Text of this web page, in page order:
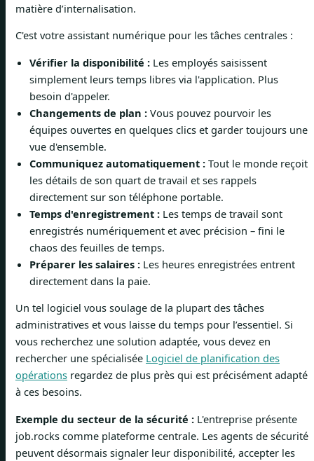
matière d’internalisation.
C'est votre assistant numérique pour les tâches centrales :
Vérifier la disponibilité : Les employés saisissent
simplement leurs temps libres via l'application. Plus
besoin d'appeler.
Changements de plan : Vous pouvez pourvoir les
équipes ouvertes en quelques clics et garder toujours une
vue d'ensemble.
Communiquez automatiquement : Tout le monde reçoit
les détails de son quart de travail et ses rappels
directement sur son téléphone portable.
Temps d'enregistrement : Les temps de travail sont
enregistrés numériquement et avec précision – fini le
chaos des feuilles de temps.
Préparer les salaires : Les heures enregistrées entrent
directement dans la paie.
Un tel logiciel vous soulage de la plupart des tâches
administratives et vous laisse du temps pour l’essentiel. Si
vous recherchez une solution adaptée, vous devez en
rechercher une spécialisée Logiciel de planification des
opérations regardez de plus près qui est précisément adapté
à ces besoins.
Exemple du secteur de la sécurité : L'entreprise présente
job.rocks comme plateforme centrale. Les agents de sécurité
peuvent désormais signaler leur disponibilité, accepter les